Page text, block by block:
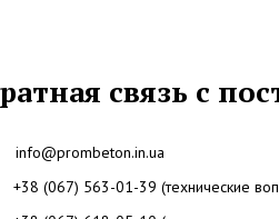
связь с
info@prombeton.in.ua
+38 (067) 563-01-39 (технические